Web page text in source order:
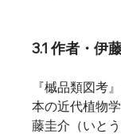
3.1 作者・伊
『槭品類図考
本の近代植物
藤圭介（いと